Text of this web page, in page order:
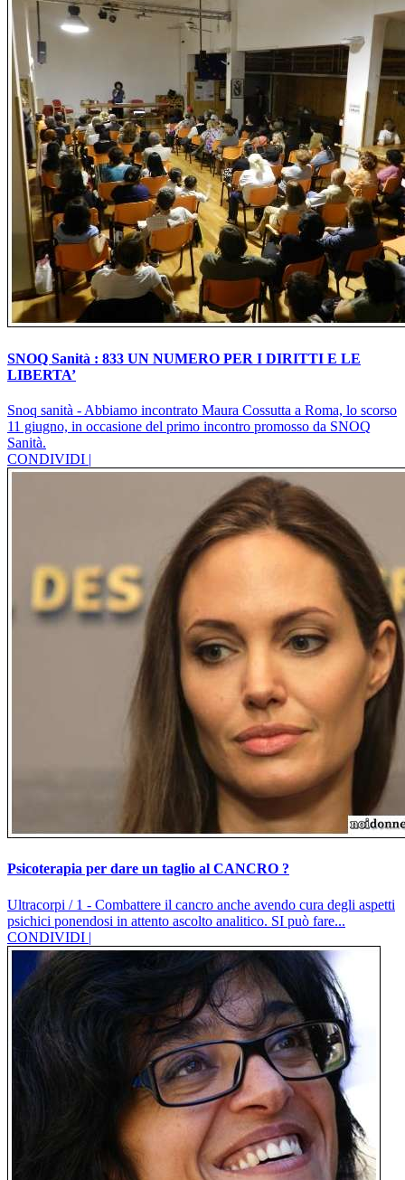
SNOQ Sanità : 833 UN NUMERO PER I DIRITTI E LE
LIBERTA’
Snoq sanità - Abbiamo incontrato Maura Cossutta a Roma, lo scorso
11 giugno, in occasione del primo incontro promosso da SNOQ
Sanità.
CONDIVIDI |
Psicoterapia per dare un taglio al CANCRO ?
Ultracorpi / 1 - Combattere il cancro anche avendo cura degli aspetti
psichici ponendosi in attento ascolto analitico. SI può fare...
CONDIVIDI |